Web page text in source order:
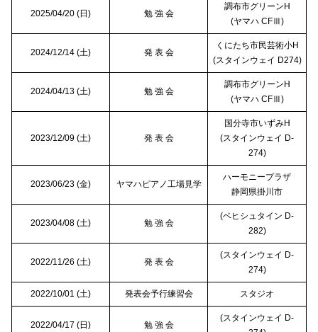
2025/04/20 (日) 勉 強 会
調布市グリーンH
(ヤマハ CFⅢ)
2024/12/14 (土) 発 表 会
くにたち市民芸術小H
(スタインウェイ D274)
2024/04/13 (土) 勉 強 会
調布市グリーンH
(ヤマハ CFⅢ)
2023/12/09 (土) 発 表 会
国分寺市いずみH
(スタインウェイ D-
274)
2023/06/23 (金) ヤマハピアノ工場見学
ハーモニープラザ
静岡県掛川市
2023/04/08 (土) 勉 強 会
(ベヒシュタイン D-
282)
2022/11/26 (土) 発 表 会
(スタインウェイ D-
274)
2022/10/01 (土) 発表会予行練習会 スタジオ
2022/04/17 (日) 勉 強 会
(スタインウェイ D-